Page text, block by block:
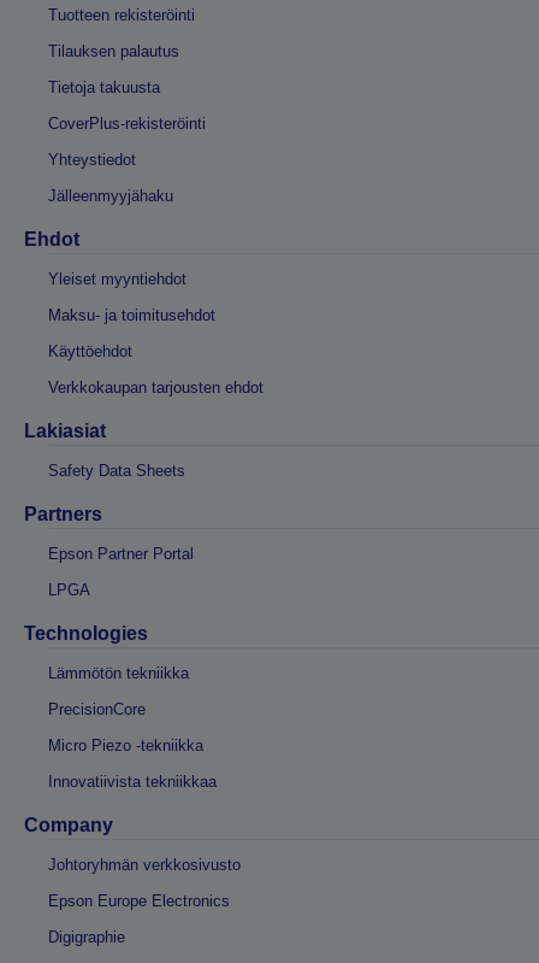
Tuotteen rekisteröinti
Tilauksen palautus
Tietoja takuusta
CoverPlus-rekisteröinti
Yhteystiedot
Jälleenmyyjähaku
Ehdot
Yleiset myyntiehdot
Maksu- ja toimitusehdot
Käyttöehdot
Verkkokaupan tarjousten ehdot
Lakiasiat
Safety Data Sheets
Partners
Epson Partner Portal
LPGA
Technologies
Lämmötön tekniikka
PrecisionCore
Micro Piezo -tekniikka
Innovatiivista tekniikkaa
Company
Johtoryhmän verkkosivusto
Epson Europe Electronics
Digigraphie